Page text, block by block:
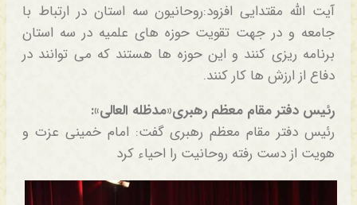
آیت الله مقتدایی افزود:روحانیون سه استان در ارتباط با
جامعه و در جهت تقویت حوزه های علمیه در سه استان
برنامه ریزی کنند و این حوزه ها هستند که می توانند در
دفاع از ارزش ها کار کنند.
رئیس دفتر مقام معظم رهبری«مدظله العالی»:
رئیس دفتر مقام معظم رهبری گفت: امام خمینی عزت و
هویت از دست رفته روحانیت را احیاء کرد